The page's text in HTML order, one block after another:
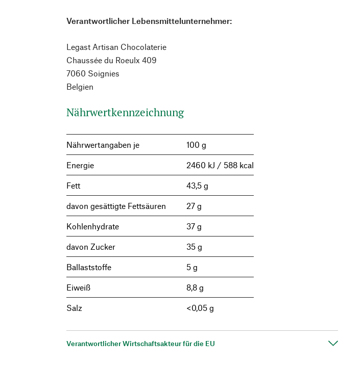
Verantwortlicher Lebensmittelunternehmer:
Legast Artisan Chocolaterie
Chaussée du Roeulx 409
7060 Soignies
Belgien
Nährwertkennzeichnung
Nährwertangaben je 100 g
Energie 2460 kJ / 588 kcal
Fett 43,5 g
davon gesättigte Fettsäuren 27 g
Kohlenhydrate 37 g
davon Zucker 35 g
Ballaststoffe 5 g
Eiweiß 8,8 g
Salz <0,05 g
Verantwortlicher Wirtschaftsakteur für die EU